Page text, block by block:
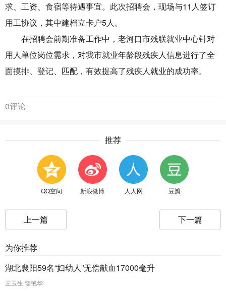
求、工资、食宿等待遇事宜。此次招聘会，现场与11人签订
用工协议，其中建档立卡户5人。
在招聘会前期准备工作中，老河口市残联就业中心针对
用人单位岗位需求，对我市就业年龄段残疾人信息进行了全
面摸排、登记、匹配，有效提高了残疾人就业的成功率。
0评论
推荐
QQ空间 新浪微博 人人网 豆瓣
上一篇 下一篇
为你推荐
湖北襄阳59名“妇幼人”无偿献血17000毫升
王玉生 饶艳华